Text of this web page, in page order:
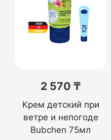
2 570 ₸
Крем детский при
ветре и непогоде
Bubchen 75мл